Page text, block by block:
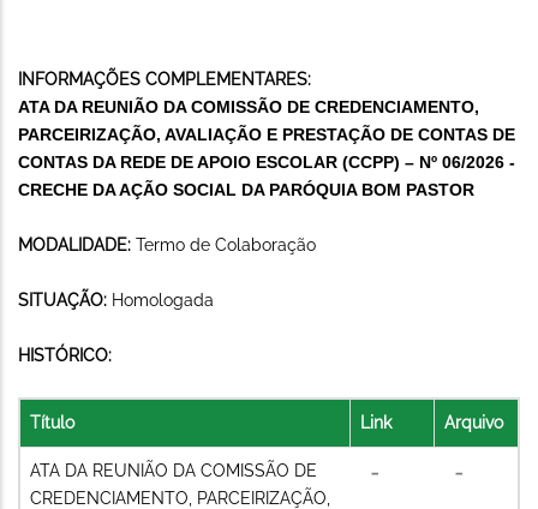
INFORMAÇÕES COMPLEMENTARES:
ATA DA REUNIÃO DA COMISSÃO DE CREDENCIAMENTO,
PARCEIRIZAÇÃO, AVALIAÇÃO E PRESTAÇÃO DE CONTAS DE
CONTAS DA REDE DE APOIO ESCOLAR (CCPP) – Nº 06/2026 -
CRECHE DA AÇÃO SOCIAL DA PARÓQUIA BOM PASTOR
MODALIDADE: Termo de Colaboração
SITUAÇÃO: Homologada
HISTÓRICO:
Título Link Arquivo
ATA DA REUNIÃO DA COMISSÃO DE
CREDENCIAMENTO, PARCEIRIZAÇÃO,